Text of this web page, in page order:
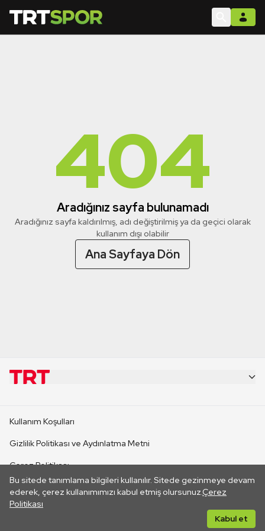
404
Aradığınız sayfa bulunamadı
Aradığınız sayfa kaldırılmış, adı değiştirilmiş ya da geçici olarak
kullanım dışı olabilir
Ana Sayfaya Dön
Bu sitede tanımlama bilgileri kullanılır. Sitede gezinmeye devam
ederek, çerez kullanımımızı kabul etmiş olursunuz.Çerez
Politikası
Kabul et
CANLI YAYINLAR
Kullanım Koşulları
Gizlilik Politikası ve Aydınlatma Metni
Çerez Politikası
İletişim
Her hakkı saklıdır. ©2026 TRT. Bağlantı yoluyla gidilen dış